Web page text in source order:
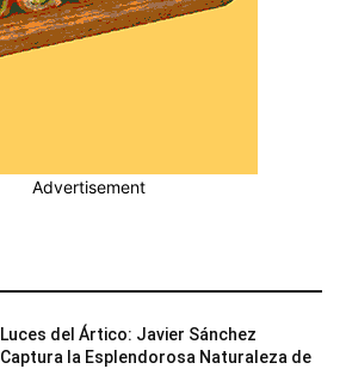
Luces del Ártico: Javier Sánchez
Captura la Esplendorosa Naturaleza de